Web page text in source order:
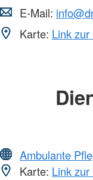
E-Mail:
Karte: Link
Ambulante
Karte: Link